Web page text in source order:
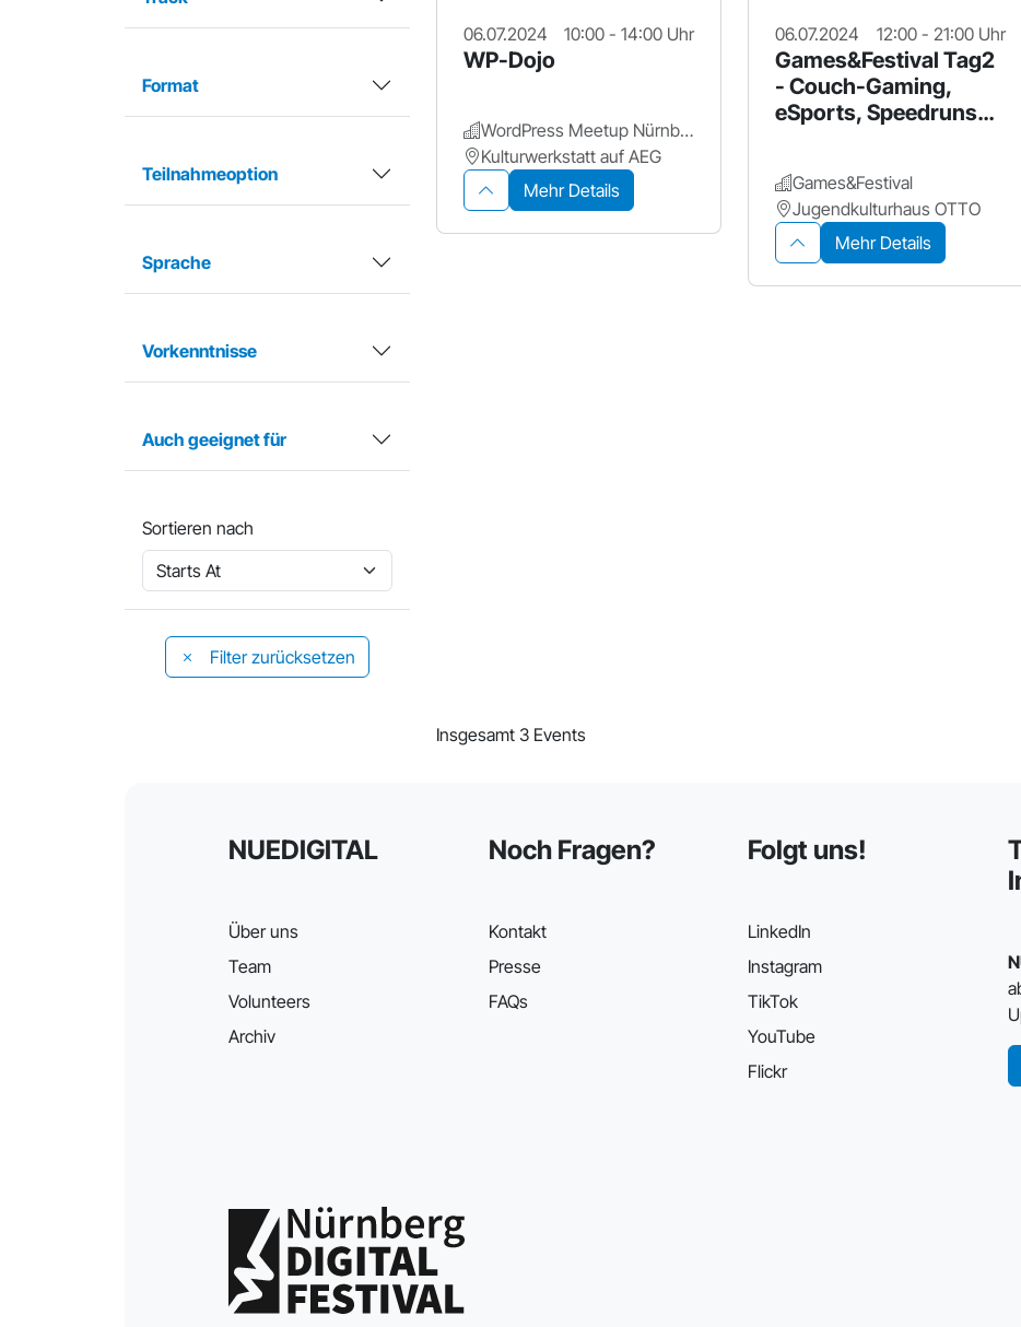
Format
Teilnahmeoption
Sprache
Vorkenntnisse
Auch geeignet für
Sortieren nach
Filter zurücksetzen
06.07.2024 10:00 - 14:00 Uhr
WP-Dojo
WordPress Meetup Nürnberg
Kulturwerkstatt auf AEG
Mehr Details
06.07.2024 12:00 - 21:00 Uhr
Games&Festival Tag2
- Couch-Gaming,
eSports, Speedruns
Games&Festival
Jugendkulturhaus OTTO
Mehr Details
Insgesamt 3 Events
NUEDIGITAL
Über uns
Team
Volunteers
Archiv
Noch Fragen?
Kontakt
Presse
FAQs
Folgt uns!
LinkedIn
Instagram
TikTok
YouTube
Flickr